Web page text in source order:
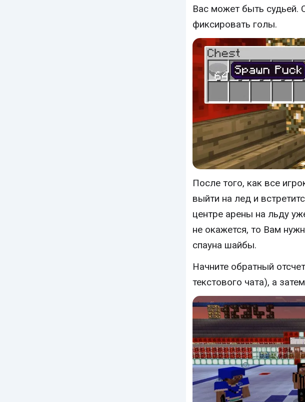
Вас может быть судьей.
фиксировать голы.
После того, как все
выйти на лед и
центре арены на льду
не окажется, то Вам
спауна шайбы.
Начните обратный
текстового чата), а